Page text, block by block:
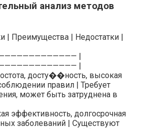
анализ методов
| Преимущества | Недостатки |
|
|
досту��ность, высокая
правил | Требует
может быть затруднена в
эффективность, долгосрочная
заболеваний | Существуют